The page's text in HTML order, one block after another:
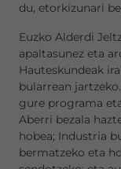
du, etorkizunari
Euzko Alderdi
apaltasunez eta
Hauteskundeak
bularrean
gure programa
Aberri bezala
hobea; Industria
bermatzeko eta